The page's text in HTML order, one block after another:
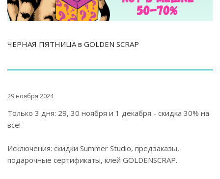
ЧЕРНАЯ ПЯТНИЦА в GOLDEN SCRAP
29 ноября 2024
Только 3 дня: 29, 30 ноября и 1 декабря - скидка 30% на
все!
Исключения: скидки Summer Studio, предзаказы,
подарочные сертификаты, клей GOLDENSCRAP.